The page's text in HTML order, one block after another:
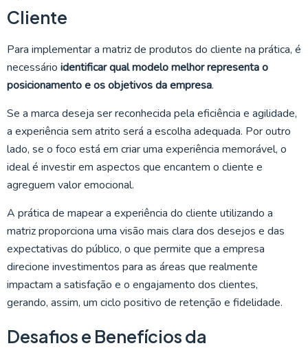
Cliente
Para implementar a matriz de produtos do cliente na prática, é
necessário identificar qual modelo melhor representa o
posicionamento e os objetivos da empresa.
Se a marca deseja ser reconhecida pela eficiência e agilidade,
a experiência sem atrito será a escolha adequada. Por outro
lado, se o foco está em criar uma experiência memorável, o
ideal é investir em aspectos que encantem o cliente e
agreguem valor emocional.
A prática de mapear a experiência do cliente utilizando a
matriz proporciona uma visão mais clara dos desejos e das
expectativas do público, o que permite que a empresa
direcione investimentos para as áreas que realmente
impactam a satisfação e o engajamento dos clientes,
gerando, assim, um ciclo positivo de retenção e fidelidade.
Desafios e Benefícios da